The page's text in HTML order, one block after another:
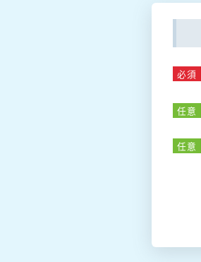
必須
任意
任意